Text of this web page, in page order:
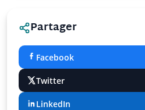
Partager
Facebook
Twitter
LinkedIn